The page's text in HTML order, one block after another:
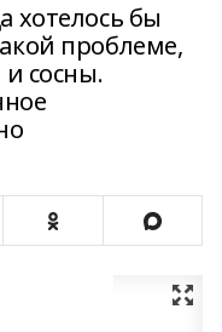
хотелось бы
проблеме,
и сосны.